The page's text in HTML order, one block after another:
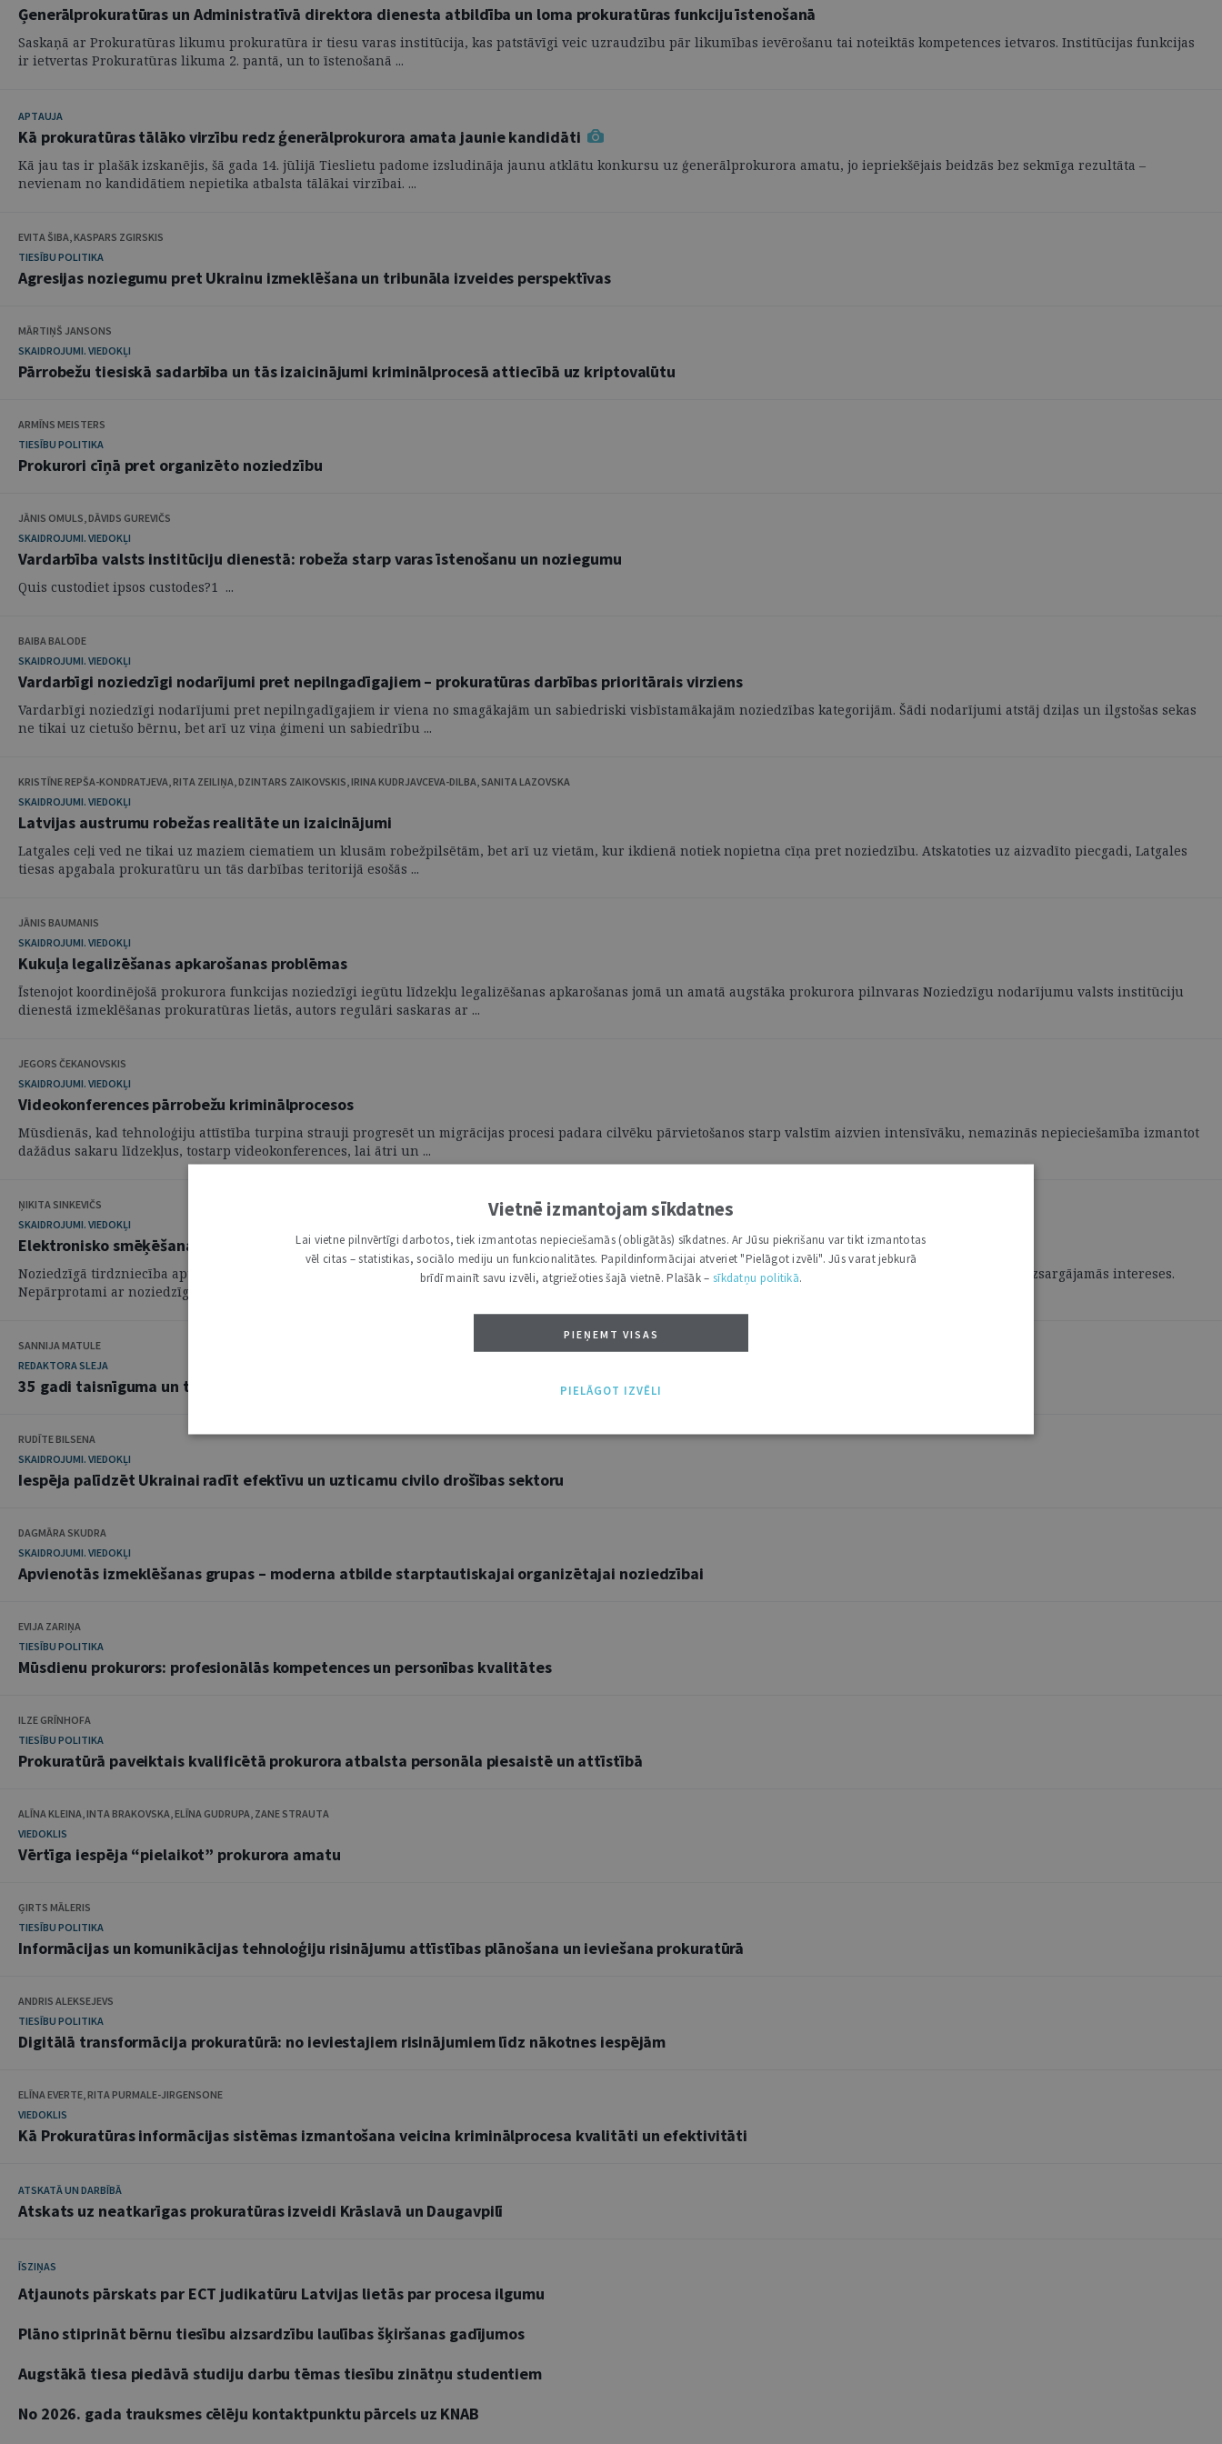
Ģenerālprokuratūras un Administratīvā direktora dienesta atbildība un loma prokuratūras funkciju īstenošanā
Saskaņā ar Prokuratūras likumu prokuratūra ir tiesu varas institūcija, kas patstāvīgi veic uzraudzību pār likumības ievērošanu tai noteiktās kompetences ietvaros. Institūcijas funkcijas
ir ietvertas Prokuratūras likuma 2. pantā, un to īstenošanā ...
APTAUJA
Kā prokuratūras tālāko virzību redz ģenerālprokurora amata jaunie kandidāti
Kā jau tas ir plašāk izskanējis, šā gada 14. jūlijā Tieslietu padome izsludināja jaunu atklātu konkursu uz ģenerālprokurora amatu, jo iepriekšējais beidzās bez sekmīga rezultāta –
nevienam no kandidātiem nepietika atbalsta tālākai virzībai. ...
EVITA ŠIBA, KASPARS ZGIRSKIS
TIESĪBU POLITIKA
Agresijas noziegumu pret Ukrainu izmeklēšana un tribunāla izveides perspektīvas
MĀRTIŅŠ JANSONS
SKAIDROJUMI. VIEDOKĻI
Pārrobežu tiesiskā sadarbība un tās izaicinājumi kriminālprocesā attiecībā uz kriptovalūtu
ARMĪNS MEISTERS
TIESĪBU POLITIKA
Prokurori cīņā pret organizēto noziedzību
JĀNIS OMULS, DĀVIDS GUREVIČS
SKAIDROJUMI. VIEDOKĻI
Vardarbība valsts institūciju dienestā: robeža starp varas īstenošanu un noziegumu
Quis custodiet ipsos custodes?1 ...
BAIBA BALODE
SKAIDROJUMI. VIEDOKĻI
Vardarbīgi noziedzīgi nodarījumi pret nepilngadīgajiem – prokuratūras darbības prioritārais virziens
Vardarbīgi noziedzīgi nodarījumi pret nepilngadīgajiem ir viena no smagākajām un sabiedriski visbīstamākajām noziedzības kategorijām. Šādi nodarījumi atstāj dziļas un ilgstošas sekas
ne tikai uz cietušo bērnu, bet arī uz viņa ģimeni un sabiedrību ...
KRISTĪNE REPŠA-KONDRATJEVA, RITA ZEILIŅA, DZINTARS ZAIKOVSKIS, IRINA KUDRJAVCEVA-DILBA, SANITA LAZOVSKA
SKAIDROJUMI. VIEDOKĻI
Latvijas austrumu robežas realitāte un izaicinājumi
Latgales ceļi ved ne tikai uz maziem ciematiem un klusām robežpilsētām, bet arī uz vietām, kur ikdienā notiek nopietna cīņa pret noziedzību. Atskatoties uz aizvadīto piecgadi, Latgales
tiesas apgabala prokuratūru un tās darbības teritorijā esošās ...
JĀNIS BAUMANIS
SKAIDROJUMI. VIEDOKĻI
Kukuļa legalizēšanas apkarošanas problēmas
Īstenojot koordinējošā prokurora funkcijas noziedzīgi iegūtu līdzekļu legalizēšanas apkarošanas jomā un amatā augstāka prokurora pilnvaras Noziedzīgu nodarījumu valsts institūciju
dienestā izmeklēšanas prokuratūras lietās, autors regulāri saskaras ar ...
JEGORS ČEKANOVSKIS
SKAIDROJUMI. VIEDOKĻI
Videokonferences pārrobežu kriminālprocesos
Mūsdienās, kad tehnoloģiju attīstība turpina strauji progresēt un migrācijas procesi padara cilvēku pārvietošanos starp valstīm aizvien intensīvāku, nemazinās nepieciešamība izmantot
dažādus sakaru līdzekļus, tostarp videokonferences, lai ātri un ...
ŅIKITA SINKEVIČS
SKAIDROJUMI. VIEDOKĻI
Elektronisko smēķēšanas ierīču un to uzpildes tvertņu šķidrumu nelikumīga aprite tiešsaistē
Noziedzīgā tirdzniecība aptver dažādu veidu noziedzīgus nodarījumus, kas apdraud tautsaimniecības, vispārējās drošības, sabiedriskās kārtības, kā arī citas aizsargājamās intereses.
Nepārprotami ar noziedzīgo tirdzniecību nākas saskarties ne tikai ...
SANNIJA MATULE
REDAKTORA SLEJA
35 gadi taisnīguma un tiesiskuma sardzē
RUDĪTE BILSENA
SKAIDROJUMI. VIEDOKĻI
Iespēja palīdzēt Ukrainai radīt efektīvu un uzticamu civilo drošības sektoru
DAGMĀRA SKUDRA
SKAIDROJUMI. VIEDOKĻI
Apvienotās izmeklēšanas grupas – moderna atbilde starptautiskajai organizētajai noziedzībai
EVIJA ZARIŅA
TIESĪBU POLITIKA
Mūsdienu prokurors: profesionālās kompetences un personības kvalitātes
ILZE GRĪNHOFA
TIESĪBU POLITIKA
Prokuratūrā paveiktais kvalificētā prokurora atbalsta personāla piesaistē un attīstībā
ALĪNA KLEINA, INTA BRAKOVSKA, ELĪNA GUDRUPA, ZANE STRAUTA
VIEDOKLIS
Vērtīga iespēja “pielaikot” prokurora amatu
ĢIRTS MĀLERIS
TIESĪBU POLITIKA
Informācijas un komunikācijas tehnoloģiju risinājumu attīstības plānošana un ieviešana prokuratūrā
ANDRIS ALEKSEJEVS
TIESĪBU POLITIKA
Digitālā transformācija prokuratūrā: no ieviestajiem risinājumiem līdz nākotnes iespējām
ELĪNA EVERTE, RITA PURMALE-JIRGENSONE
VIEDOKLIS
Kā Prokuratūras informācijas sistēmas izmantošana veicina kriminālprocesa kvalitāti un efektivitāti
ATSKATĀ UN DARBĪBĀ
Atskats uz neatkarīgas prokuratūras izveidi Krāslavā un Daugavpilī
ĪSZIŅAS
Atjaunots pārskats par ECT judikatūru Latvijas lietās par procesa ilgumu
Plāno stiprināt bērnu tiesību aizsardzību laulības šķiršanas gadījumos
Augstākā tiesa piedāvā studiju darbu tēmas tiesību zinātņu studentiem
No 2026. gada trauksmes cēlēju kontaktpunktu pārcels uz KNAB
Vietnē izmantojam sīkdatnes
Lai vietne pilnvērtīgi darbotos, tiek izmantotas nepieciešamās (obligātās) sīkdatnes. Ar Jūsu piekrišanu var tikt izmantotas
vēl citas – statistikas, sociālo mediju un funkcionalitātes. Papildinformācijai atveriet "Pielāgot izvēli". Jūs varat jebkurā
brīdī mainīt savu izvēli, atgriežoties šajā vietnē. Plašāk – sīkdatņu politikā.
PIEŅEMT VISAS
PIELĀGOT IZVĒLI